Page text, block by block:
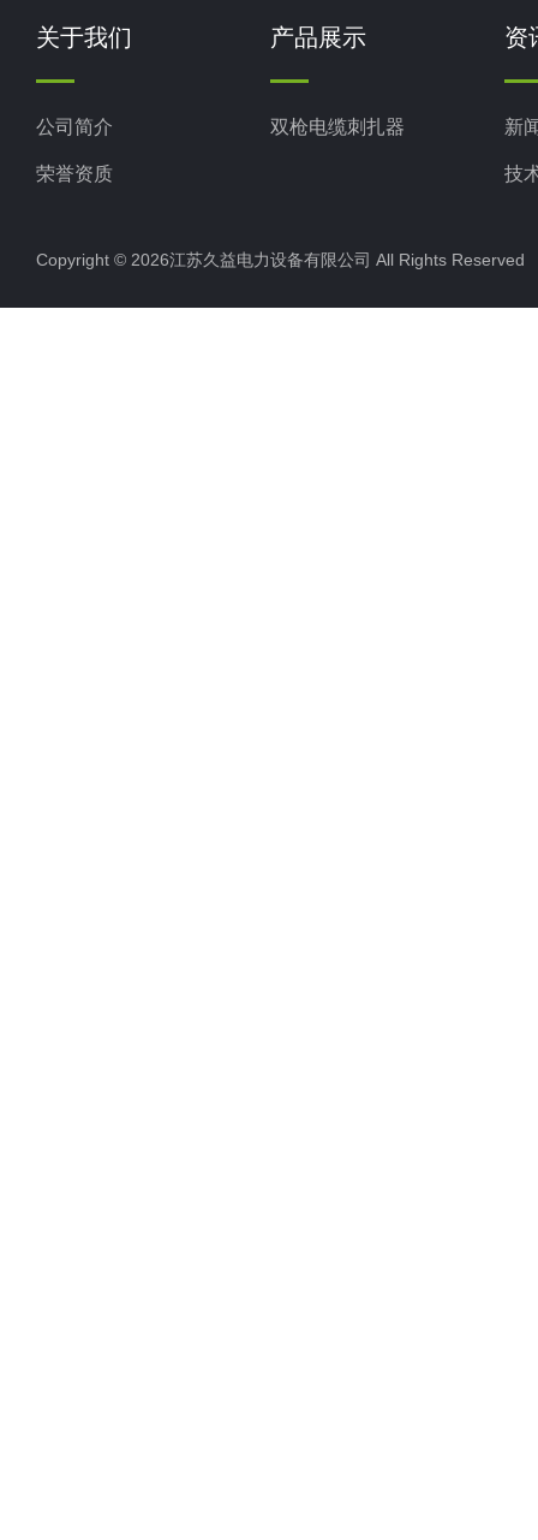
关于我们
公司简介
荣誉资质
产品展示
双枪电缆刺扎器
资
新
技
Copyright © 2026江苏久益电力设备有限公司 All Rights